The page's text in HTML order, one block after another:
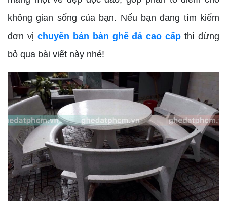
không gian sống của bạn. Nếu bạn đang tìm kiếm
đơn vị chuyên bán bàn ghế đá cao cấp thì đừng
bỏ qua bài viết này nhé!